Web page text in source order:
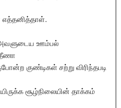
எத்தனித்தாள்.
அவளுடைய ஊம்பல்
குண்டிகள் சற்று விரிந்தபடி
சூழ்நிலையின் தாக்கம்